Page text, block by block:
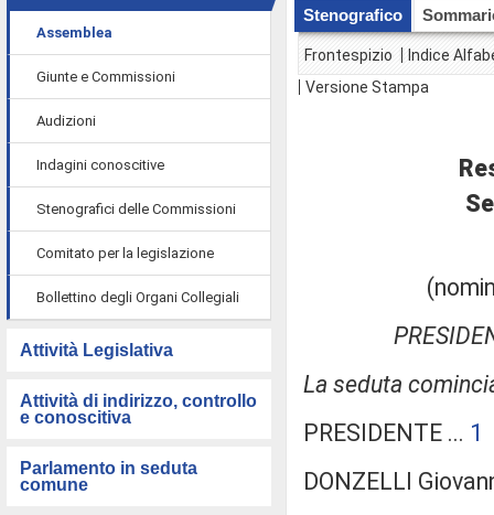
Assemblea
Giunte e Commissioni
Audizioni
Indagini conoscitive
Stenografici delle Commissioni
Comitato per la legislazione
Bollettino degli Organi Collegiali
Attività Legislativa
Attività di indirizzo, controllo
e conoscitiva
Parlamento in seduta
comune
Stenografico
Frontespizio
Indice
Versione Stampa
La seduta
PRESIDENTE ... 1
DONZELLI